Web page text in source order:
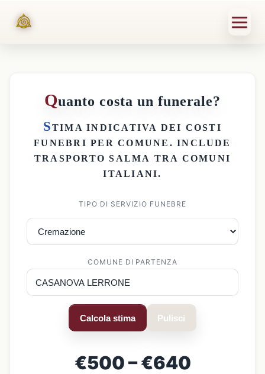
Quanto costa un funerale?
STIMA INDICATIVA DEI COSTI
FUNEBRI PER COMUNE . INCLUDE
TRASPORTO SALMA TRA COMUNI
ITALIANI.
TIPO DI SERVIZIO FUNEBRE
COMUNE DI PARTENZA
Calcola stima Pulisci
€500 – €640